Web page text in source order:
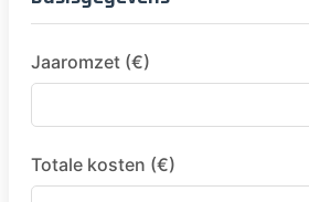
Jaaromzet (€)
Totale kosten (€)